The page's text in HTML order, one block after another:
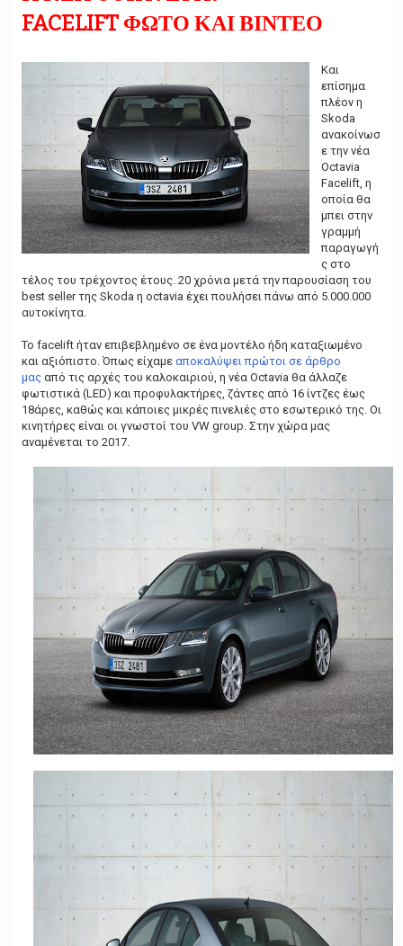
a
t
n
FACELIFT ΦΩΤΟ ΚΑΙ ΒΙΝΤΕΟ
Και
επίσημα
πλέον η
Skoda
ανακοίνωσ
ε την νέα
Octavia
Facelift, η
οποία θα
μπει στην
γραμμή
παραγωγή
ς στο
τέλος του τρέχοντος έτους. 20 χρόνια μετά την παρουσίαση του
best seller της Skoda η octavia έχει πουλήσει πάνω από 5.000.000
αυτοκίνητα.
Το facelift ήταν επιβεβλημένο σε ένα μοντέλο ήδη καταξιωμένο
και αξιόπιστο. Όπως είχαμε αποκαλύψει πρώτοι σε άρθρο
μας από τις αρχές του καλοκαιριού, η νέα Octavia θα άλλαζε
φωτιστικά (LED) και προφυλακτήρες, ζάντες από 16 ίντζες έως
18άρες, καθώς και κάποιες μικρές πινελιές στο εσωτερικό της. Οι
κινητήρες είναι οι γνωστοί του VW group. Στην χώρα μας
αναμένεται το 2017.